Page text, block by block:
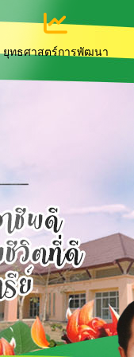
ยุทธศาสตร์การพัฒนา